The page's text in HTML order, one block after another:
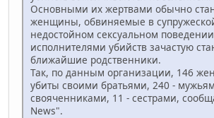
Основными их жертвами обычно
женщины, обвиняемые в
недостойном сексуальном
исполнителями убийств зачастую
ближайшие родственники.
Так, по данным организации, 146
убиты своими братьями, 240 -
свояченниками, 11 - сестрами,
News".